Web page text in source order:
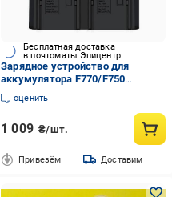
Бесплатная доставка
в почтоматы Эпицентр
Зарядное устройство для
аккумулятора F770/F750
(chargenpf970)
оценить
1 009 ₴/шт.
Привезём Доставим